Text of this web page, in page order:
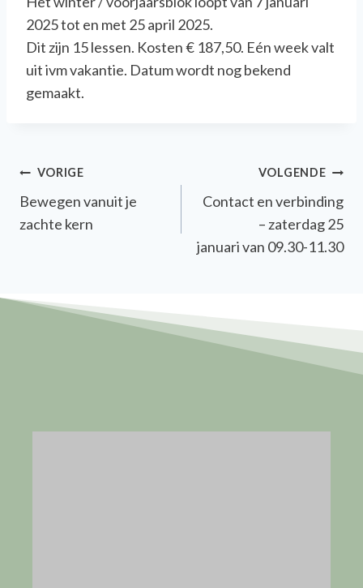
2025 tot en met 25 april 2025.
Dit zijn 15 lessen. Kosten € 187,50. Eén week valt
uit ivm vakantie. Datum wordt nog bekend
gemaakt.
Bericht
navigatie
VORIGE
Bewegen vanuit je
zachte kern
VOLGENDE
Contact en verbinding
– zaterdag 25
januari van 09.30-11.30